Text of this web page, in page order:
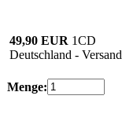
49,90 EUR 1CD
Deutschland -
Menge: